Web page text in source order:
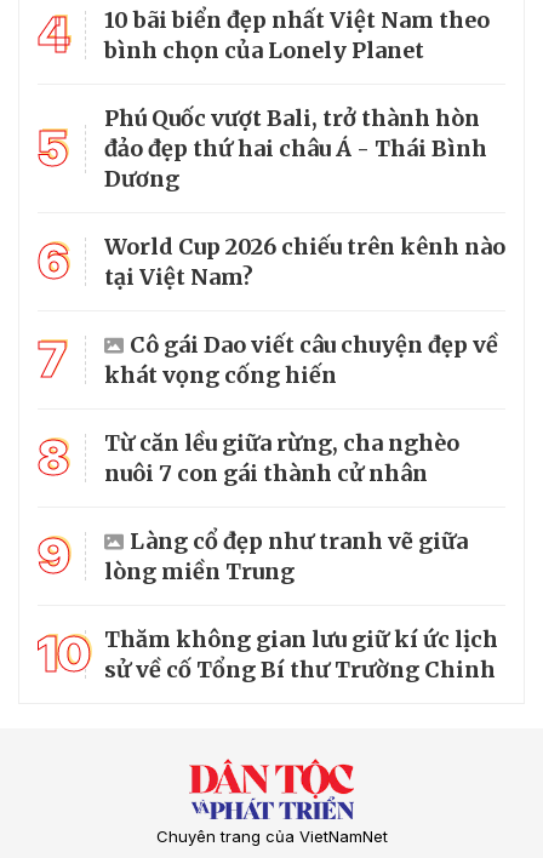
4
10 bãi biển đẹp nhất Việt Nam theo
bình chọn của Lonely Planet
5
Phú Quốc vượt Bali, trở thành hòn
đảo đẹp thứ hai châu Á - Thái Bình
Dương
6
World Cup 2026 chiếu trên kênh nào
tại Việt Nam?
7
Cô gái Dao viết câu chuyện đẹp về
khát vọng cống hiến
8
Từ căn lều giữa rừng, cha nghèo
nuôi 7 con gái thành cử nhân
9
Làng cổ đẹp như tranh vẽ giữa
lòng miền Trung
10 Thăm không gian lưu giữ kí ức lịch
sử về cố Tổng Bí thư Trường Chinh
Chuyên trang của VietNamNet